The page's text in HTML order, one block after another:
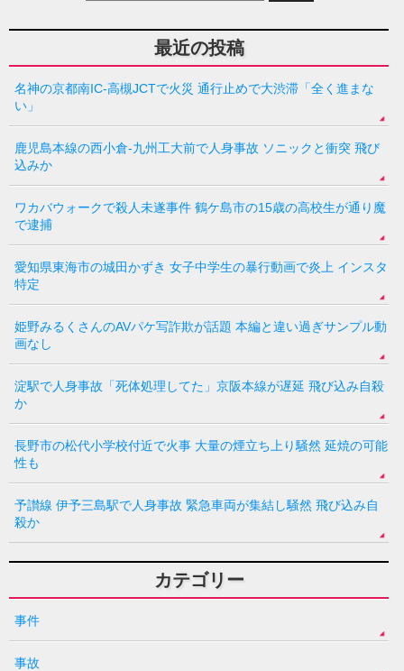
最近の投稿
名神の京都南IC-高槻JCTで火災 通行止めで大渋滞「全く進まな
い」
鹿児島本線の西小倉-九州工大前で人身事故 ソニックと衝突 飛び
込みか
ワカバウォークで殺人未遂事件 鶴ケ島市の15歳の高校生が通り魔
で逮捕
愛知県東海市の城田かずき 女子中学生の暴行動画で炎上 インスタ
特定
姫野みるくさんのAVパケ写詐欺が話題 本編と違い過ぎサンプル動
画なし
淀駅で人身事故「死体処理してた」京阪本線が遅延 飛び込み自殺
か
長野市の松代小学校付近で火事 大量の煙立ち上り騒然 延焼の可能
性も
予讃線 伊予三島駅で人身事故 緊急車両が集結し騒然 飛び込み自
殺か
カテゴリー
事件
事故